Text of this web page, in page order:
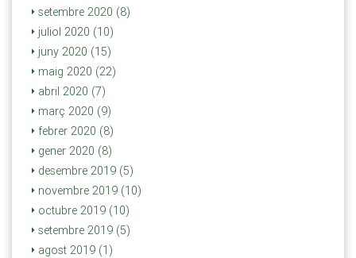
setembre 2020 (8)
juliol 2020 (10)
juny 2020 (15)
maig 2020 (22)
abril 2020 (7)
març 2020 (9)
febrer 2020 (8)
gener 2020 (8)
desembre 2019 (5)
novembre 2019 (10)
octubre 2019 (10)
setembre 2019 (5)
agost 2019 (1)